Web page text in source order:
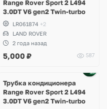
Range Rover Sport 2 L494
3.0DT V6 gen2 Twin-turbo
LR061874 +2
LAND ROVER
2 года назад
5,000 ₽ 587
Трубка кондиционера
Range Rover Sport 2 L494
3.0DT V6 gen2 Twin-turbo